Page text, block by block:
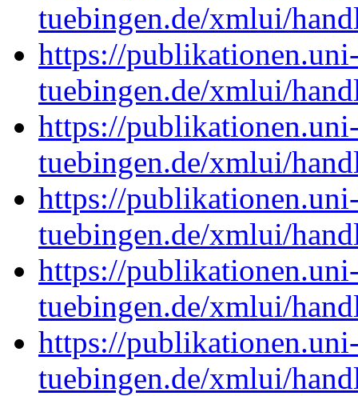
tuebingen.de/xmlui/
https://
tuebingen.de/xmlui/
https://
tuebingen.de/xmlui/
https://
tuebingen.de/xmlui/
https://
tuebingen.de/xmlui/
https://
tuebingen.de/xmlui/